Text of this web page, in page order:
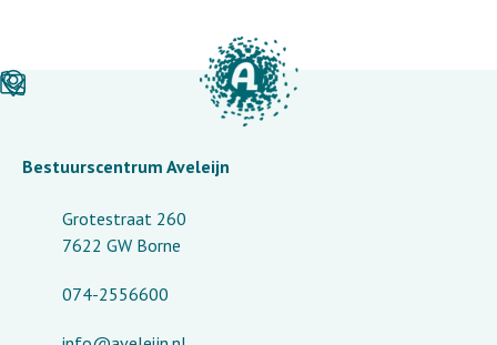
Bestuurscentrum Aveleijn
Grotestraat 260
7622 GW Borne
074-2556600